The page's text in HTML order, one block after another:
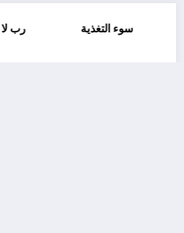
سوء التغذية